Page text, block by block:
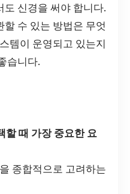
신경을 써야 합니다.
수 있는 방법은 무엇
템이 운영되고 있는지
습니다.
할 때 가장 중요한 요
종합적으로 고려하는